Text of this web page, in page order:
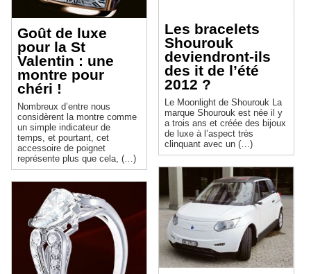
Goût de luxe
pour la St
Valentin : une
montre pour
chéri !
Nombreux d’entre nous
considèrent la montre comme
un simple indicateur de
temps, et pourtant, cet
accessoire de poignet
représente plus que cela, (…)
Les bracelets
Shourouk
deviendront-ils
des it de l’été
2012 ?
Le Moonlight de Shourouk La
marque Shourouk est née il y
a trois ans et créée des bijoux
de luxe à l’aspect très
clinquant avec un (…)